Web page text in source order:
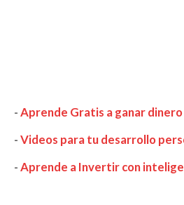
-Aprende Gratis a ganar
-Videos para tu desarrollo
-Aprende a Invertir con